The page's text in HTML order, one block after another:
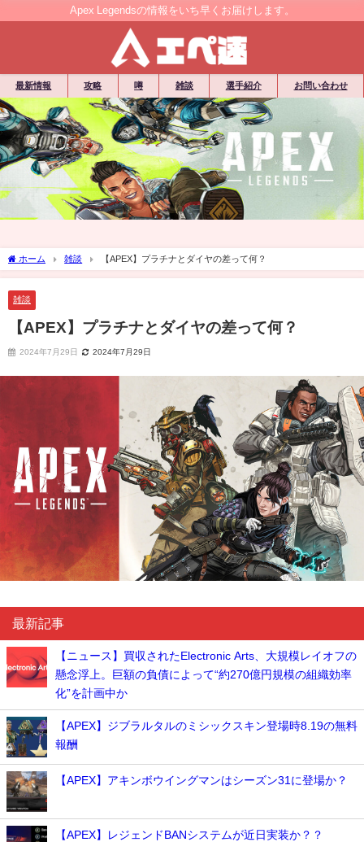
Apex Legendsの情報をいち早くお届けします。
最新情報 攻略 噂 雑談 選手紹介 お問い合わせ
ホーム 雑談 【APEX】プラチナとダイヤの差って何？
雑談
【APEX】プラチナとダイヤの差って何？
2024年7月29日 2024年7月29日
最新記事
【ニュース】買収されたElectronic Arts、大規模レイオフの
懸念浮上。巨額の負債によって“約270億円規模の組織効率
化”を計画中か
【APEX】ジブラルタルのミシックスキン登場時8.19の無料
報酬
【APEX】アキンボウイングマンはシーズン31に登場か？
【APEX】レジェンドBANシステムが近日実装か？？